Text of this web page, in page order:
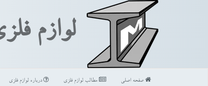
لوازم
صفحه اصلی مطالب لوازم فلزی درباره لوازم فلزی